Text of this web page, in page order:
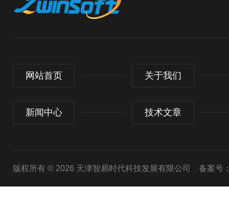
网站首页 关于我们
新闻中心 技术文章
版权所有 © 2026 天津智易时代科技发展有限公司 备案号